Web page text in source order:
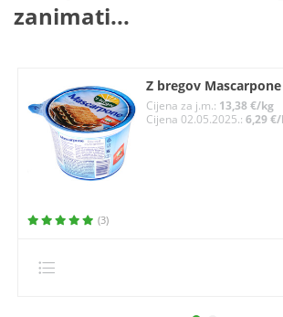
zanimati...
Z bregov
Cijena za j.m.: 13,38 €/kg
Cijena 02.05.2025.:6,29
(3)